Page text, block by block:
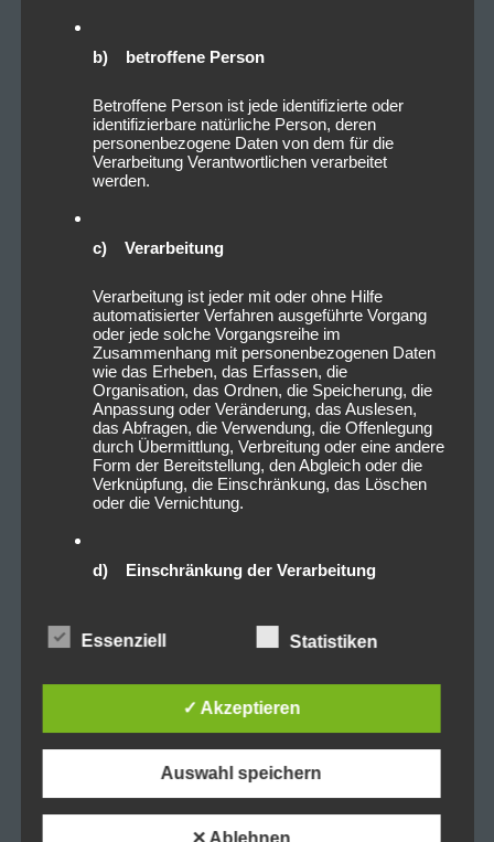
b) betroffene Person
Betroffene Person ist jede identifizierte oder
identifizierbare natürliche Person, deren
personenbezogene Daten von dem für die
Verarbeitung Verantwortlichen verarbeitet
werden.
c) Verarbeitung
Verarbeitung ist jeder mit oder ohne Hilfe
automatisierter Verfahren ausgeführte Vorgang
oder jede solche Vorgangsreihe im
Zusammenhang mit personenbezogenen Daten
wie das Erheben, das Erfassen, die
Organisation, das Ordnen, die Speicherung, die
Anpassung oder Veränderung, das Auslesen,
das Abfragen, die Verwendung, die Offenlegung
durch Übermittlung, Verbreitung oder eine andere
Form der Bereitstellung, den Abgleich oder die
Verknüpfung, die Einschränkung, das Löschen
oder die Vernichtung.
d) Einschränkung der Verarbeitung
Markierung gespeicherter personenbezogener
darin besteht, dass diese personenbezogenen
Essenziell Statistiken
✓ Akzeptieren
Auswahl speichern